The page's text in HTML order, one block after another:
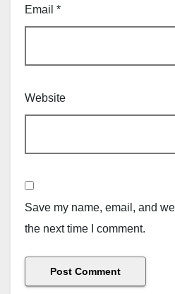
Email *
Website
Save my name, email, and
the next time I comment.